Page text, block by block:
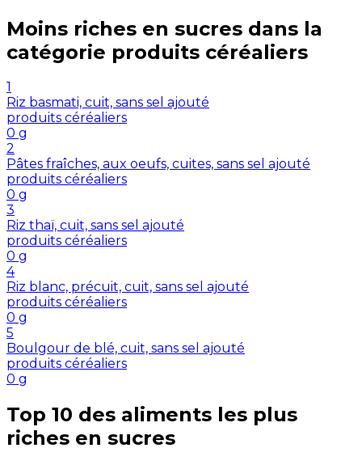
Moins riches en sucres dans la
catégorie produits céréaliers
1
Riz basmati, cuit, sans sel ajouté
produits céréaliers
0 g
2
Pâtes fraîches, aux oeufs, cuites, sans sel ajouté
produits céréaliers
0 g
3
Riz thaï, cuit, sans sel ajouté
produits céréaliers
0 g
4
Riz blanc, précuit, cuit, sans sel ajouté
produits céréaliers
0 g
5
Boulgour de blé, cuit, sans sel ajouté
produits céréaliers
0 g
Top 10 des aliments les plus
riches en sucres